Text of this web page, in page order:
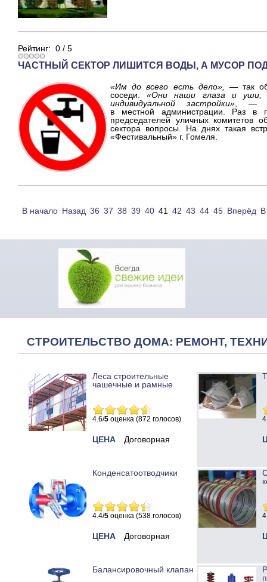
Рейтинг: 0 / 5
ЧАСТНЫЙ СЕКТОР ЛИШИТСЯ ВОДЫ, А МУСОР
«Им до всего есть дело», — так об
соседи.«Они наши глаза и уши,
индивидуальной застройки» , —
в местной администрации. Раз в
председателей уличных комитетов
сектора вопросы. На днях такая
«Фестивальный» г. Гомеля.
В начало Назад 36 37 38 39 40 41 42 43 44 45 Вперёд
СТРОИТЕЛЬСТВО ДОМА: РЕМОНТ,
Леса строительные
чашечные и рамные
4.6/5 оценка (872 голосов)
ЦЕНА Договорная
Конденсатоотводчики
4.4/5 оценка (538 голосов)
ЦЕНА Договорная
Балансировочный клапан